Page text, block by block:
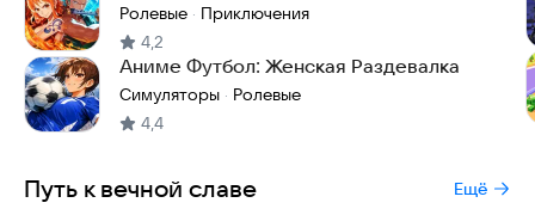
Ролевые · Приключения
4,2
Аниме Футбол: Женская Раздевалка
Симуляторы · Ролевые
4,4
Путь к вечной славе Ещё